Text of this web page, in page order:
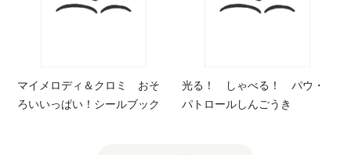
マイメロディ＆クロミ おそ
ろいいっぱい！シールブック
光る！ しゃべる！ パウ・
パトロールしんごうき